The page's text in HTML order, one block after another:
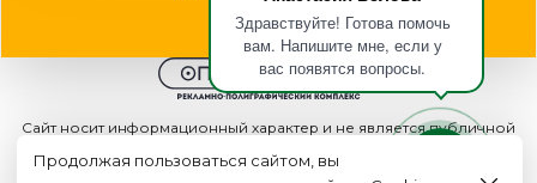
Здравствуйте! Готова помочь
вам. Напишите мне, если у
вас появятся вопросы.
Сайт носит информационный характер и не является публичной
2015 - 2026г. © ООО "Оптполиграф".
Продолжая пользоваться сайтом, вы